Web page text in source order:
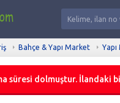
Bahçe & Yapı Market
süresi dolmuştur.